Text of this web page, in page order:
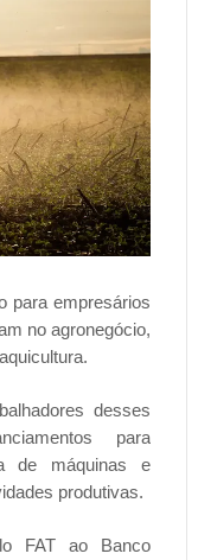
para empresários
no agronegócio,
desses
para
de máquinas e
produtivas.
FAT ao Banco